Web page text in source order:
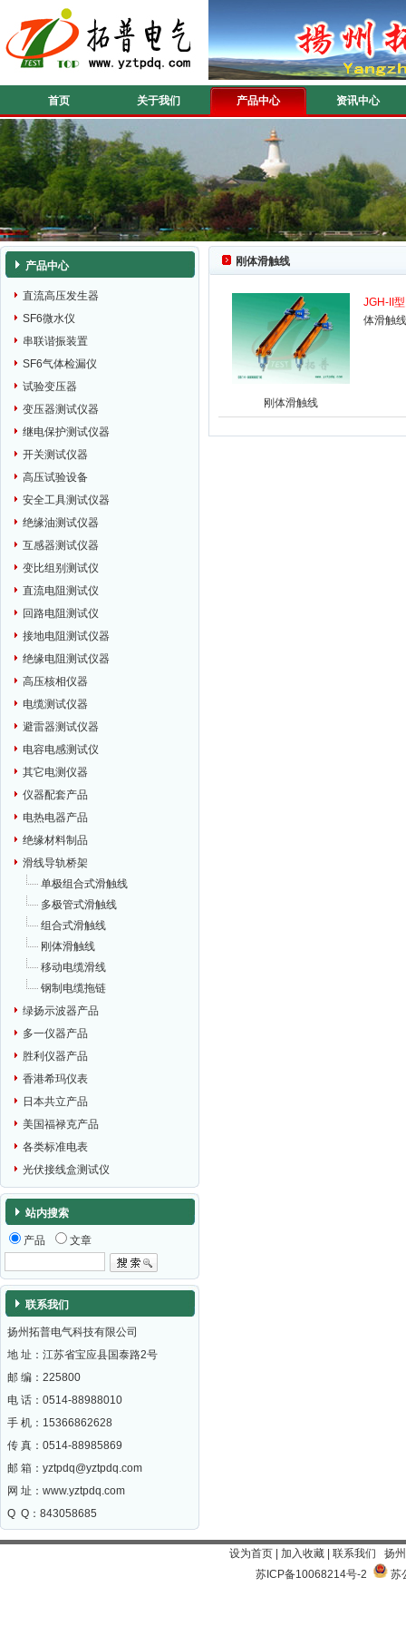
首页 关于我们 产品中心 资讯中心
产品中心
直流高压发生器
SF6微水仪
串联谐振装置
SF6气体检漏仪
试验变压器
变压器测试仪器
继电保护测试仪器
开关测试仪器
高压试验设备
安全工具测试仪器
绝缘油测试仪器
互感器测试仪器
变比组别测试仪
直流电阻测试仪
回路电阻测试仪
接地电阻测试仪器
绝缘电阻测试仪器
高压核相仪器
电缆测试仪器
避雷器测试仪器
电容电感测试仪
其它电测仪器
仪器配套产品
电热电器产品
绝缘材料制品
滑线导轨桥架
单极组合式滑触线
多极管式滑触线
组合式滑触线
刚体滑触线
移动电缆滑线
钢制电缆拖链
绿扬示波器产品
多一仪器产品
胜利仪器产品
香港希玛仪表
日本共立产品
美国福禄克产品
各类标准电表
光伏接线盒测试仪
站内搜索
产品 文章
联系我们
扬州拓普电气科技有限公司
地 址：江苏省宝应县国泰路2号
邮 编： 225800
电 话：0514-88988010
手 机：15366862628
传 真：0514-88985869
邮 箱： yztpdq@yztpdq.com
网 址： www.yztpdq.com
Q Q：843058685
刚体滑触线
刚体滑触线
JGH-II型
体滑触
设为首页 加入收藏 联系我们 扬
苏ICP备10068214号-2
苏